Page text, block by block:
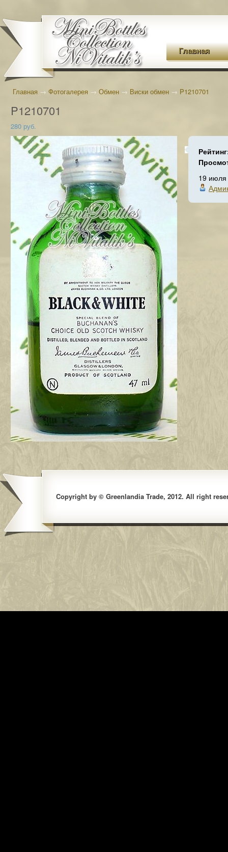
Главная
Главная → Фотогалерея → Обмен → Виски обмен → P1210701
P1210701
280 руб.
19
Copyright by © Greenlandia Trade, 2012. All right